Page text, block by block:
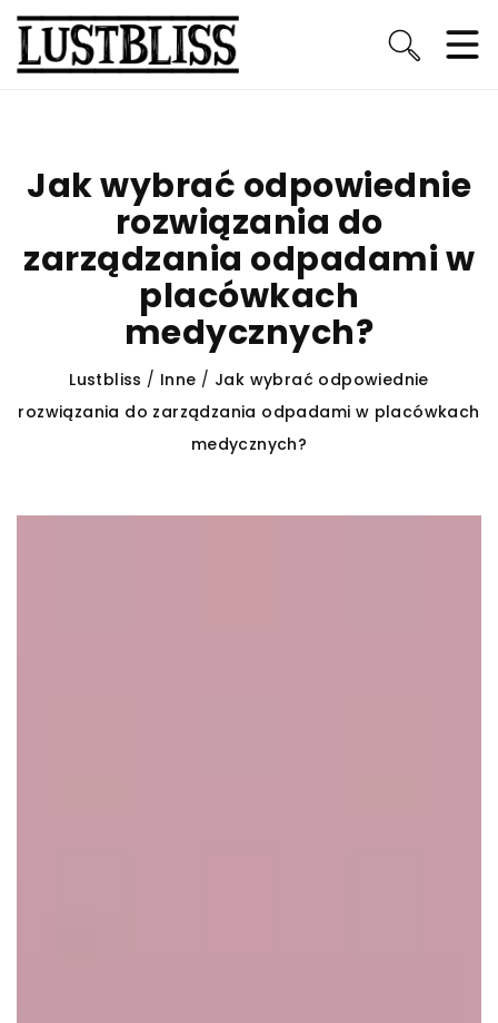
Jak wybrać odpowiednie
rozwiązania do
zarządzania odpadami w
placówkach
medycznych?
Lustbliss / Inne / Jak wybrać odpowiednie
rozwiązania do zarządzania odpadami w placówkach
medycznych?